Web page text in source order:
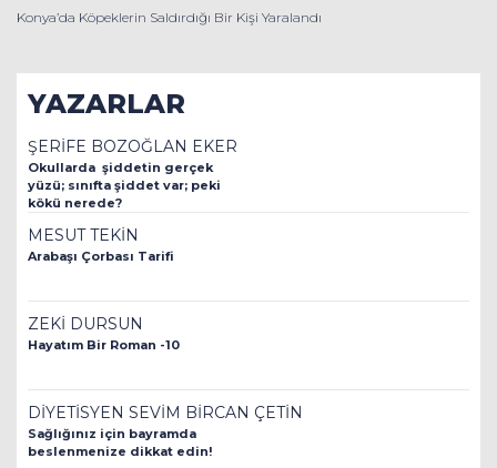
Konya’da Köpeklerin Saldırdığı Bir Kişi Yaralandı
YAZARLAR
ŞERİFE BOZOĞLAN EKER
Okullarda şiddetin gerçek
yüzü; sınıfta şiddet var; peki
kökü nerede?
MESUT TEKİN
Arabaşı Çorbası Tarifi
ZEKİ DURSUN
Hayatım Bir Roman -10
DİYETİSYEN SEVİM BİRCAN ÇETİN
Sağlığınız için bayramda
beslenmenize dikkat edin!